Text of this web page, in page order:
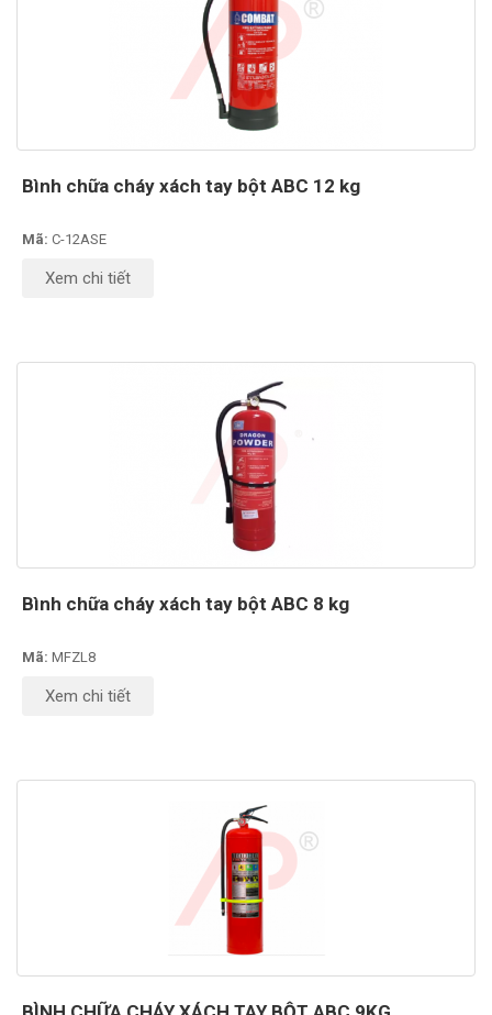
Bình chữa cháy xách tay bột ABC 12 kg
Mã: C-12ASE
Xem chi tiết
Bình chữa cháy xách tay bột ABC 8 kg
Mã: MFZL8
Xem chi tiết